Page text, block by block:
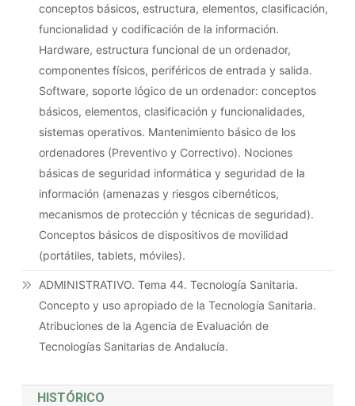
conceptos básicos, estructura, elementos, clasificación,
funcionalidad y codificación de la información.
Hardware, estructura funcional de un ordenador,
componentes físicos, periféricos de entrada y salida.
Software, soporte lógico de un ordenador: conceptos
básicos, elementos, clasificación y funcionalidades,
sistemas operativos. Mantenimiento básico de los
ordenadores (Preventivo y Correctivo). Nociones
básicas de seguridad informática y seguridad de la
información (amenazas y riesgos cibernéticos,
mecanismos de protección y técnicas de seguridad).
Conceptos básicos de dispositivos de movilidad
(portátiles, tablets, móviles).
ADMINISTRATIVO. Tema 44. Tecnología Sanitaria.
Concepto y uso apropiado de la Tecnología Sanitaria.
Atribuciones de la Agencia de Evaluación de
Tecnologías Sanitarias de Andalucía.
HISTÓRICO